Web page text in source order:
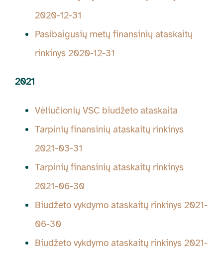
2020-12-31
Pasibaigusių metų finansinių ataskaitų
rinkinys 2020-12-31
2021
Vėliučionių VSC biudžeto ataskaita
Tarpinių finansinių ataskaitų rinkinys
2021-03-31
Tarpinių finansinių ataskaitų rinkinys
2021-06-30
Biudžeto vykdymo ataskaitų rinkinys 2021-
06-30
Biudžeto vykdymo ataskaitų rinkinys 2021-